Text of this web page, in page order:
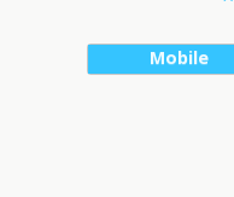
Mobile